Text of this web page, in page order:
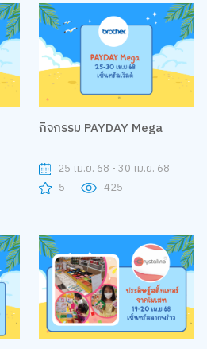
กิจกรรม PAYDAY Mega
25 เม.ย. 68 - 30 เม.ย. 68
5
425